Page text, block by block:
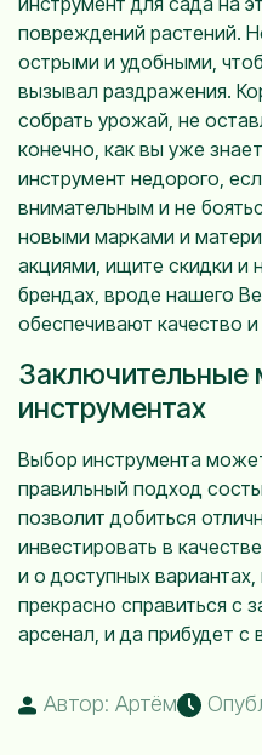
повреждений растений.
острыми и удобными,
вызывал раздражения.
собрать урожай, не
конечно, как вы уже
инструмент недорого,
внимательным и не
новыми марками и
акциями, ищите скидки и
брендах, вроде нашего
обеспечивают качество
Заключительные
инструментах
Выбор инструмента
правильный подход
позволит добиться
инвестировать в
и о доступных
прекрасно справиться с
арсенал, и да прибудет с
Автор: Артём